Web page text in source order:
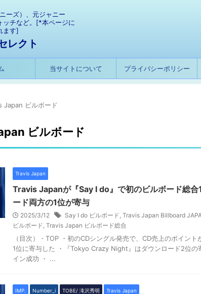
ーズ）、元ジャニー
ッチなど。[*本ページに
ます]
レクト
当サイトについて プライバシーポリシー
Japan ビルボード
ビルボード
Travis Japan
Travis Japanが『Say I do』で初のビルボード総合
ード両方の1位が寄与
2025/3/12 Say I do ビルボード, Travis Japan Billboard
ビルボード, Travis Japan ビルボード総合
（目次）・TOP ・初のCDシングル発売で、CD売上のポイン
1位に寄与した ・『Tokyo Crazy Night』はダウンロード2位の
イン成功 ・ ...
IMP. Number_i TOBE/ 滝沢秀明 Travis Japan